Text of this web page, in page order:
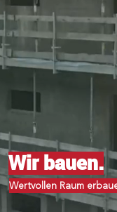
Wir bauen.
Wertvollen Raum